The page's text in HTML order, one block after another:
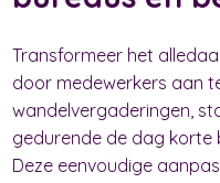
Transformeer het
door medewerkers aan
wandelvergaderingen,
gedurende de dag korte
Deze eenvoudige